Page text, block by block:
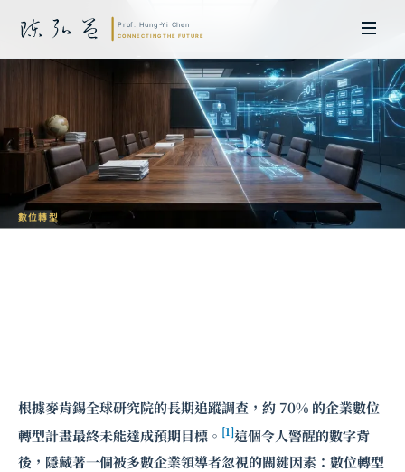
數位轉型
根據麥肯錫全球研究院的長期追蹤調查，約 70% 的企業數位
轉型計畫最終未能達成預期目標。 [1]這個令人警醒的數字背
後，隱藏著一個被多數企業領導者忽視的關鍵因素：數位轉型